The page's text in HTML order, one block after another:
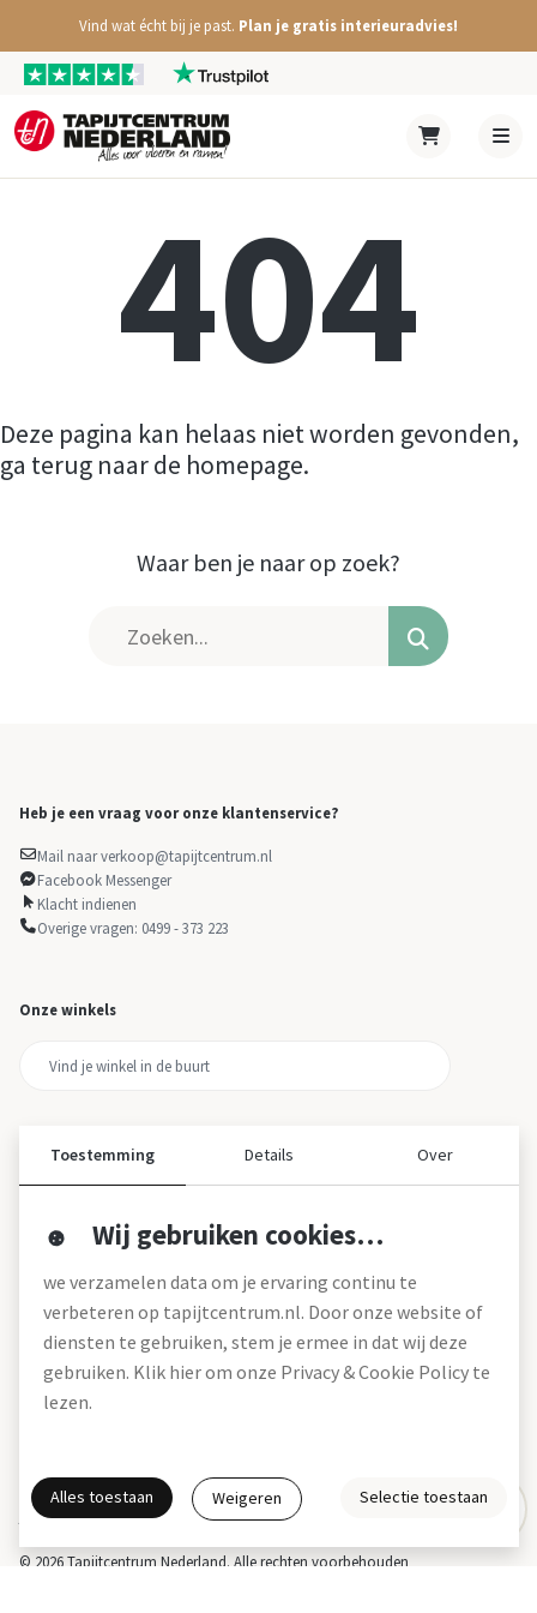
Vind wat écht bij je past. Plan je gratis interieuradvies!
404
Deze pagina kan helaas niet worden gevonden,
ga terug naar de homepage.
Waar ben je naar op zoek?
Heb je een vraag voor onze klantenservice?
Mail naar verkoop@tapijtcentrum.nl
Facebook Messenger
Klacht indienen
Overige vragen: 0499 - 373 223
Onze winkels
Over tapijtcentrum
Werken bij
Montageservice
Blog
© 2026 Tapijtcentrum Nederland. Alle rechten voorbehouden
Actie- en betalingsvoorwaarden * Disclaimer
Gratis interieuradvies
Toestemming Details Over
Wij gebruiken cookies…
we verzamelen data om je ervaring continu te
verbeteren op tapijtcentrum.nl. Door onze website of
diensten te gebruiken, stem je ermee in dat wij deze
gebruiken. Klik hier om onze Privacy & Cookie Policy te
lezen.
Alles toestaan Weigeren Selectie toestaan